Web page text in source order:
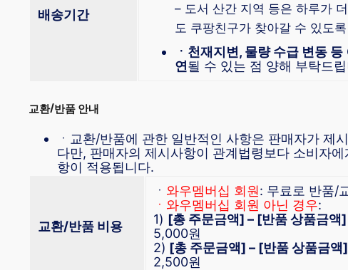
배송기간
– 도서 산간 지역 등은 하루가
도 쿠팡친구가 찾아갈 수 있도
ㆍ천재지변, 물량 수급 변동 등
연될 수 있는 점 양해 부탁드
교환/반품 안내
ㆍ교환/반품에 관한 일반적인 사항은 판매자가 제
다만, 판매자의 제시사항이 관계법령보다 소비자
항이 적용됩니다.
교환/반품 비용
ㆍ 와우멤버십 회원: 무료로 반품/
ㆍ와우멤버십 회원 아닌 경우:
1) [총 주문금액] – [반품 상품금액]
5,000원
2) [총 주문금액] – [반품 상품금액]
2,500원